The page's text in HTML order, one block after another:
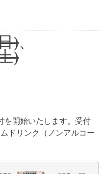
)、
)
を開始いたします。受付
ドリンク（ノンアルコー